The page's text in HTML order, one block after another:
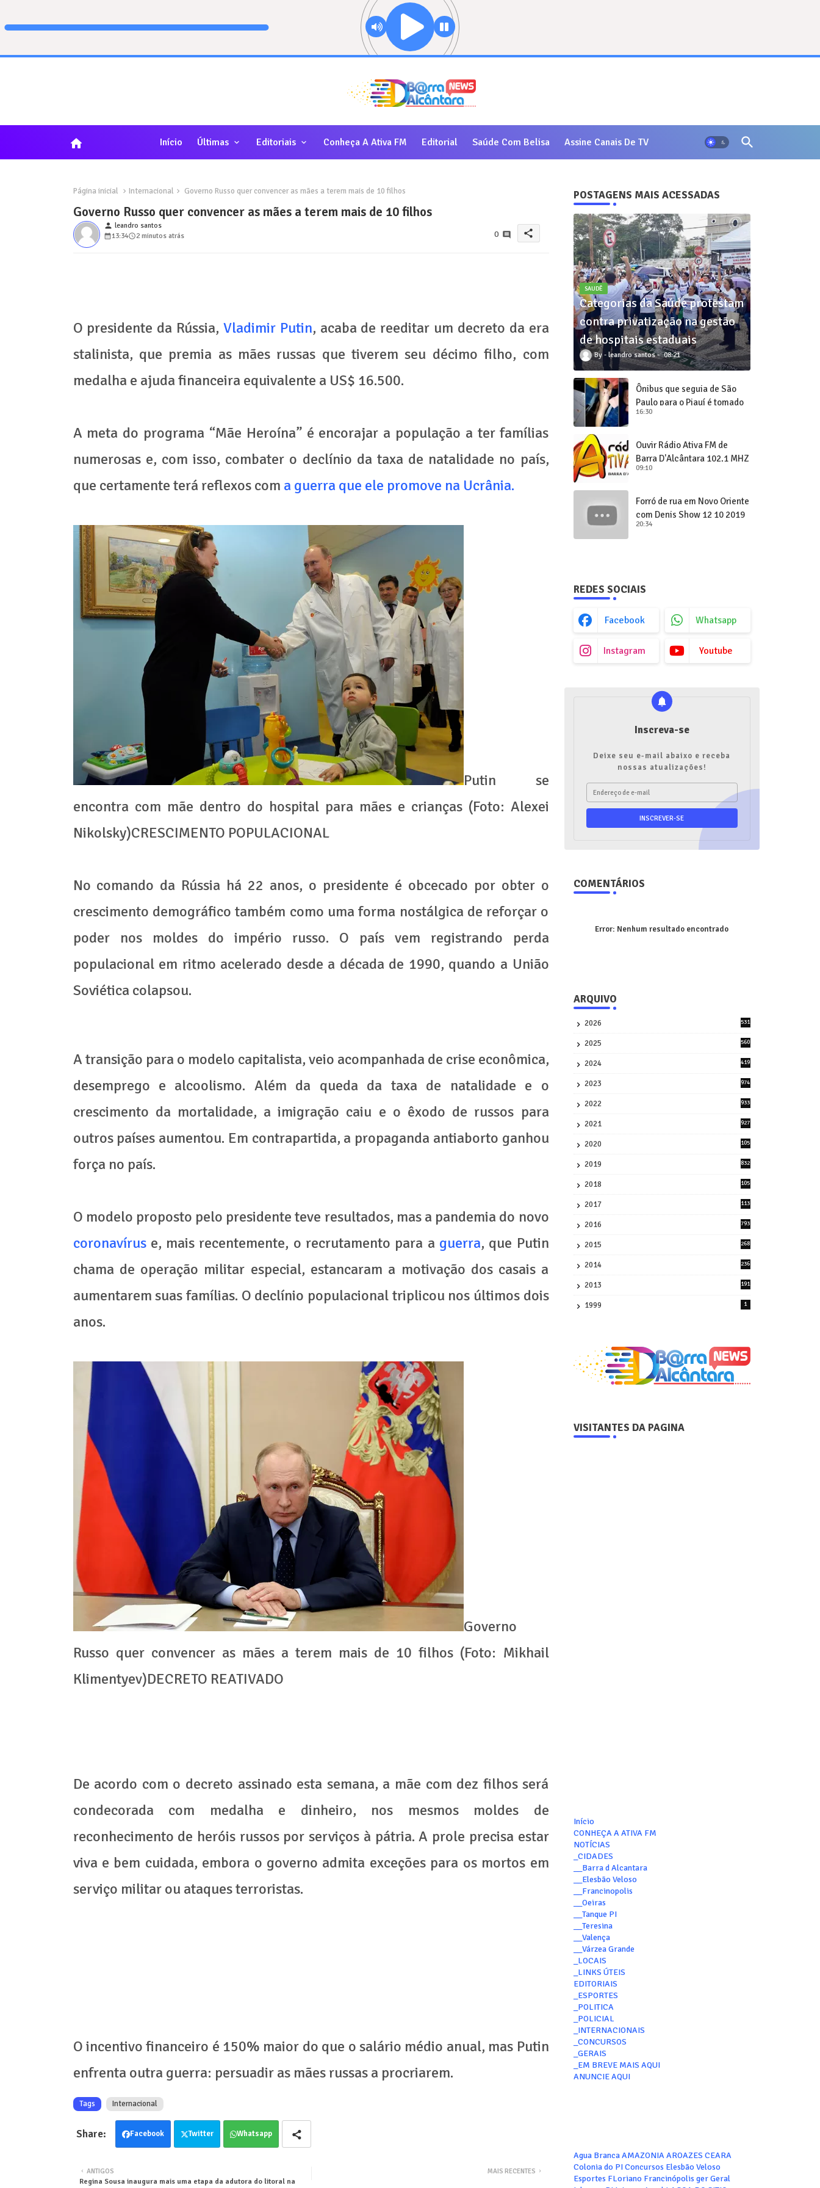
home Início Últimas Editoriais Conheça A Ativa FM Editorial Saúde Com Belisa Assine Canais De TV
Página inicial Internacional Governo Russo quer convencer as mães a terem mais de 10 filhos
Governo Russo quer convencer as mães a terem mais de 10 filhos
person leandro santos
13:34
2 minutos atrás 0 share
O presidente da Rússia, Vladimir Putin, acaba de reeditar um decreto da era
stalinista, que premia as mães russas que tiverem seu décimo filho, com
medalha e ajuda financeira equivalente a US$ 16.500.
A meta do programa “Mãe Heroína” é encorajar a população a ter famílias
numerosas e, com isso, combater o declínio da taxa de natalidade no país,
que certamente terá reflexos com a guerra que ele promove na Ucrânia.
Putin se
encontra com mãe dentro do hospital para mães e crianças (Foto: Alexei
Nikolsky)CRESCIMENTO POPULACIONAL
No comando da Rússia há 22 anos, o presidente é obcecado por obter o
crescimento demográfico também como uma forma nostálgica de reforçar o
poder nos moldes do império russo. O país vem registrando perda
populacional em ritmo acelerado desde a década de 1990, quando a União
Soviética colapsou.
A transição para o modelo capitalista, veio acompanhada de crise econômica,
desemprego e alcoolismo. Além da queda da taxa de natalidade e o
crescimento da mortalidade, a imigração caiu e o êxodo de russos para
outros países aumentou. Em contrapartida, a propaganda antiaborto ganhou
força no país.
O modelo proposto pelo presidente teve resultados, mas a pandemia do novo
coronavíruse, mais recentemente, o recrutamento para a guerra, que Putin
chama de operação militar especial, estancaram a motivação dos casais a
aumentarem suas famílias. O declínio populacional triplicou nos últimos dois
anos.
Governo
Russo quer convencer as mães a terem mais de 10 filhos (Foto: Mikhail
Klimentyev)DECRETO REATIVADO
De acordo com o decreto assinado esta semana, a mãe com dez filhos será
condecorada com medalha e dinheiro, nos mesmos moldes de
reconhecimento de heróis russos por serviços à pátria. A prole precisa estar
viva e bem cuidada, embora o governo admita exceções para os mortos em
serviço militar ou ataques terroristas.
O incentivo financeiro é 150% maior do que o salário médio anual, mas Putin
enfrenta outra guerra: persuadir as mães russas a procriarem.
Tags Internacional
Facebook Twitter Whatsapp
MAIS RECENTES
ANTIGOS
Regina Sousa inaugura mais uma etapa da adutora do litoral na
POSTAGENS MAIS ACESSADAS
SAUDÊ
Categorias da Saúde protestam
contra privatização na gestão
de hospitais estaduais
leandro santos 08:21
Ônibus que seguia de São
Paulo para o Piauí é tomado
de assalto
16:30
Ouvir Rádio Ativa FM de
Barra D'Alcântara 102,1 MHZ
09:10
Forró de rua em Novo Oriente
com Denis Show 12 10 2019
20:34
REDES SOCIAIS
Facebook Whatsapp
Instagram Youtube
Inscreva-se
Deixe seu e-mail abaixo e receba
nossas atualizações!
COMENTÁRIOS
Error: Nenhum resultado encontrado
ARQUIVO
2026
531
2025
560
2024
419
2023
974
2022
933
2021
927
2020
105
2019
832
2018
105
2017
113
2016
793
2015
268
2014
236
2013
191
1999 1
VISITANTES DA PAGINA
Início
CONHEÇA A ATIVA FM
NOTÍCIAS
_CIDADES
__Barra d Alcantara
__Elesbão Veloso
__Francinopolis
__Oeiras
__Tanque PI
__Teresina
__Valença
__Várzea Grande
_LOCAIS
_LINKS ÚTEIS
EDITORIAIS
_ESPORTES
_POLITICA
_POLICIAL
_INTERNACIONAIS
_CONCURSOS
_GERAIS
_EM BREVE MAIS AQUI
ANUNCIE AQUI
Agua Branca AMAZONIA AROAZES CEARA
Colonia do PI Concursos Elesbão Veloso
Esportes FLoriano Francinópolis ger Geral